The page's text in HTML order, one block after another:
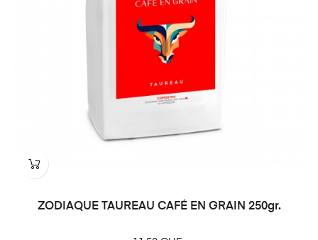
ZODIAQUE TAUREAU CAFÉ EN GRAIN 250gr.